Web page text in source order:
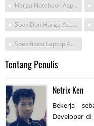
Harga Notebook Aspire One 725
Spek Dan Harga Acer Aspire One 725
Spesifikasi Laptop Acer Aspire One725
Tentang Penulis
Netrix Ken
Bekerja
Developer